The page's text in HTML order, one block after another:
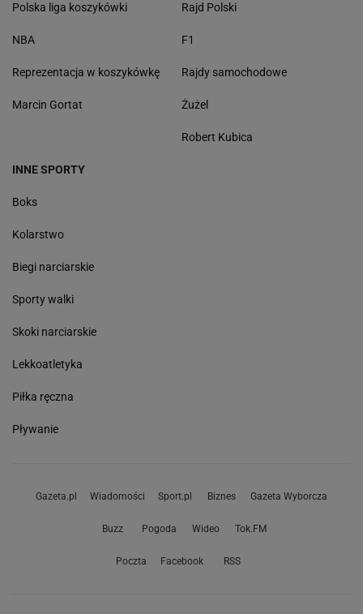
Polska liga koszykówki
NBA
Reprezentacja w koszykówkę
Marcin Gortat
Rajd Polski
F1
Rajdy samochodowe
Żużel
Robert Kubica
INNE SPORTY
Boks
Kolarstwo
Biegi narciarskie
Sporty walki
Skoki narciarskie
Lekkoatletyka
Piłka ręczna
Pływanie
Gazeta.pl Wiadomości Sport.pl Biznes Gazeta Wyborcza
Buzz Pogoda Wideo Tok.FM
Poczta Facebook RSS